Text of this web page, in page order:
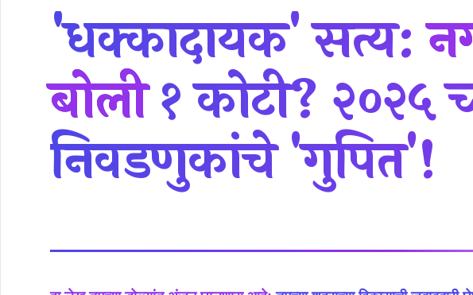
'धक्कादायक' सत्य:
बोली१ कोटी? २०२५
निवडणुकांचे 'गुपित'!